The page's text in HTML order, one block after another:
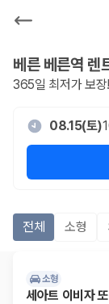
베른 베른역 렌
365일 최저가 보장!
08.15(토)
전체 소형
소형
세아트 이비자